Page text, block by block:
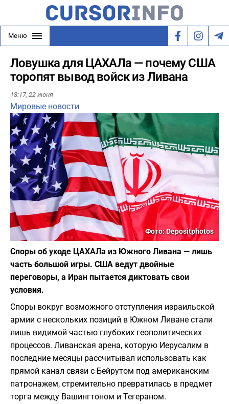
Меню
Ловушка для ЦАХАЛа — почему США
торопят вывод войск из Ливана
13:17, 22 июня
Мировые новости
Фото: Depositphotos
Споры об уходе ЦАХАЛа из Южного Ливана — лишь
часть большой игры. США ведут двойные
переговоры, а Иран пытается диктовать свои
условия.
Споры вокруг возможного отступления израильской
армии с нескольких позиций в Южном Ливане стали
лишь видимой частью глубоких геополитических
процессов. Ливанская арена, которую Иерусалим в
последние месяцы рассчитывал использовать как
прямой канал связи с Бейрутом под американским
патронажем, стремительно превратилась в предмет
торга между Вашингтоном и Тегераном.